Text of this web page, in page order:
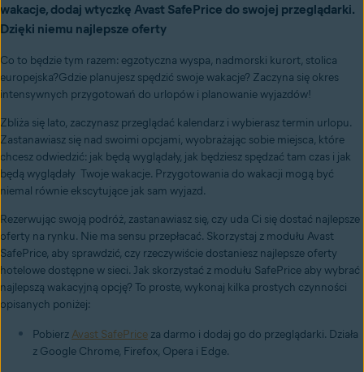
wakacje, dodaj wtyczkę Avast SafePrice do swojej przeglądarki.
Dzięki niemu najlepsze oferty
Co to będzie tym razem: egzotyczna wyspa, nadmorski kurort, stolica
europejska?Gdzie planujesz spędzić swoje wakacje? Zaczyna się okres
intensywnych przygotowań do urlopów i planowanie wyjazdów!
Zbliża się lato, zaczynasz przeglądać kalendarz i wybierasz termin urlopu.
Zastanawiasz się nad swoimi opcjami, wyobrażając sobie miejsca, które
chcesz odwiedzić: jak będą wyglądały, jak będziesz spędzać tam czas i jak
będą wyglądały Twoje wakacje. Przygotowania do wakacji mogą być
niemal równie ekscytujące jak sam wyjazd.
Rezerwując swoją podróż, zastanawiasz się, czy uda Ci się dostać najlepsze
oferty na rynku. Nie ma sensu przepłacać. Skorzystaj z modułu Avast
SafePrice, aby sprawdzić, czy rzeczywiście dostaniesz najlepsze oferty
hotelowe dostępne w sieci. Jak skorzystać z modułu SafePrice aby wybrać
najlepszą wakacyjną opcję? To proste, wykonaj kilka prostych czynności
opisanych poniżej:
Pobierz Avast SafePrice za darmo i dodaj go do przeglądarki. Działa
z Google Chrome, Firefox, Opera i Edge.